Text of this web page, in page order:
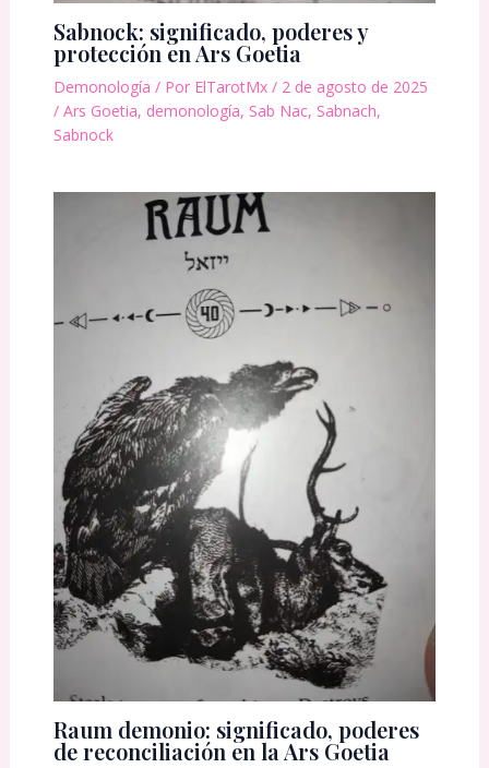
Sabnock: significado, poderes y
protección en Ars Goetia
Demonología / Por ElTarotMx / 2 de agosto de 2025
/ Ars Goetia, demonología, Sab Nac, Sabnach,
Sabnock
Raum demonio: significado, poderes
de reconciliación en la Ars Goetia